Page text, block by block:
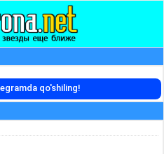
qo'shiling!